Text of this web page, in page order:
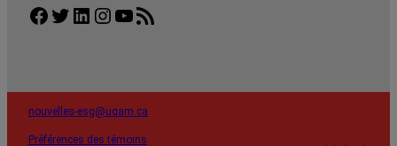
Facebook Twitter LinkedIn Instagram YouTube Flux RSS
nouvelles-esg@uqam.ca
Préférences des témoins